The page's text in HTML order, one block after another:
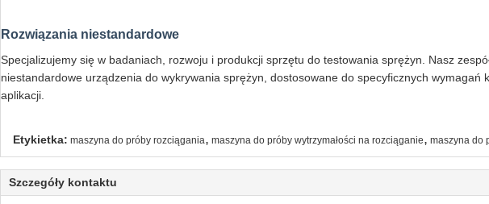
Rozwiązania niestandardowe
Specjalizujemy się w badaniach, rozwoju i produkcji sprzętu do testowania sprężyn. Nasz
niestandardowe urządzenia do wykrywania sprężyn, dostosowane do specyficznych wymagań
aplikacji.
Etykietka: maszyna do próby rozciągania, maszyna do próby wytrzymałości na rozciąganie, maszyna do
Szczegóły kontaktu